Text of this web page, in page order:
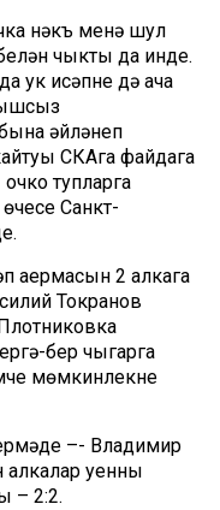
нәкъ менә шул
чыкты да инде.
ук исәпне дә ача
әйләнеп
СКАга файдага
тупларга
Санкт-
аермасын 2 алкага
Токранов
бер чыгарга
мөмкинлекне
–- Владимир
алкалар уенны
– 2:2.